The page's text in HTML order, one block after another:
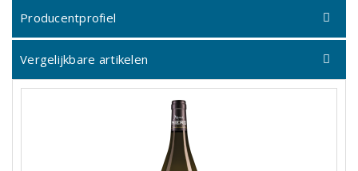
Producentprofiel
Vergelijkbare artikelen